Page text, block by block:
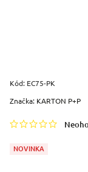
Kód: EC75-PK
NOVINKA
Značka: KARTON P+P